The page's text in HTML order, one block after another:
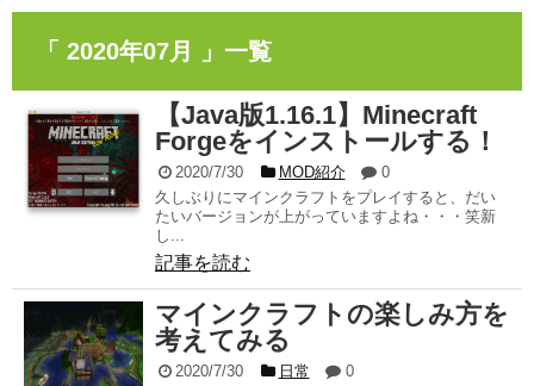
「 2020年07月 」一覧
【Java版1.16.1】Minecraft
Forgeをインストールする！
2020/7/30 MOD紹介
0
久しぶりにマインクラフトをプレイすると、だい
たいバージョンが上がっていますよね・・・笑新
し...
記事を読む
マインクラフトの楽しみ方を
考えてみる
2020/7/30 日常
0